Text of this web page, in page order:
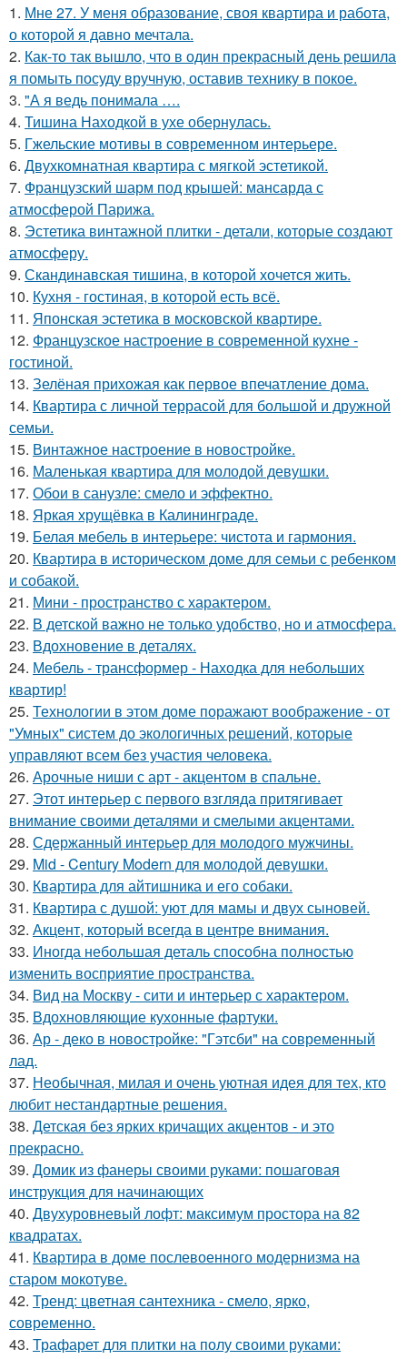
1. Мне 27. У меня образование, своя квартира и работа,
о которой я давно мечтала.
2. Как-то так вышло, что в один прекрасный день решила
я помыть посуду вручную, оставив технику в покое.
3. "А я ведь понимала ….
4. Тишина Находкой в ухе обернулась.
5. Гжельские мотивы в современном интерьере.
6. Двухкомнатная квартира с мягкой эстетикой.
7. Французский шарм под крышей: мансарда с
атмосферой Парижа.
8. Эстетика винтажной плитки - детали, которые создают
атмосферу.
9. Скандинавская тишина, в которой хочется жить.
10. Кухня - гостиная, в которой есть всё.
11. Японская эстетика в московской квартире.
12. Французское настроение в современной кухне -
гостиной.
13. Зелёная прихожая как первое впечатление дома.
14. Квартира с личной террасой для большой и дружной
семьи.
15. Винтажное настроение в новостройке.
16. Маленькая квартира для молодой девушки.
17. Обои в санузле: смело и эффектно.
18. Яркая хрущёвка в Калининграде.
19. Белая мебель в интерьере: чистота и гармония.
20. Квартира в историческом доме для семьи с ребенком
и собакой.
21. Мини - пространство с характером.
22. В детской важно не только удобство, но и атмосфера.
23. Вдохновение в деталях.
24. Мебель - трансформер - Находка для небольших
квартир!
25. Технологии в этом доме поражают воображение - от
"Умных" систем до экологичных решений, которые
управляют всем без участия человека.
26. Арочные ниши с арт - акцентом в спальне.
27. Этот интерьер с первого взгляда притягивает
внимание своими деталями и смелыми акцентами.
28. Сдержанный интерьер для молодого мужчины.
29. Mid - Century Modern для молодой девушки.
30. Квартира для айтишника и его собаки.
31. Квартира с душой: уют для мамы и двух сыновей.
32. Акцент, который всегда в центре внимания.
33. Иногда небольшая деталь способна полностью
изменить восприятие пространства.
34. Вид на Москву - сити и интерьер с характером.
35. Вдохновляющие кухонные фартуки.
36. Ар - деко в новостройке: "Гэтсби" на современный
лад.
37. Необычная, милая и очень уютная идея для тех, кто
любит нестандартные решения.
38. Детская без ярких кричащих акцентов - и это
прекрасно.
39. Домик из фанеры своими руками: пошаговая
инструкция для начинающих
40. Двухуровневый лофт: максимум простора на 82
квадратах.
41. Квартира в доме послевоенного модернизма на
старом мокотуве.
42. Тренд: цветная сантехника - смело, ярко,
современно.
43. Трафарет для плитки на полу своими руками: